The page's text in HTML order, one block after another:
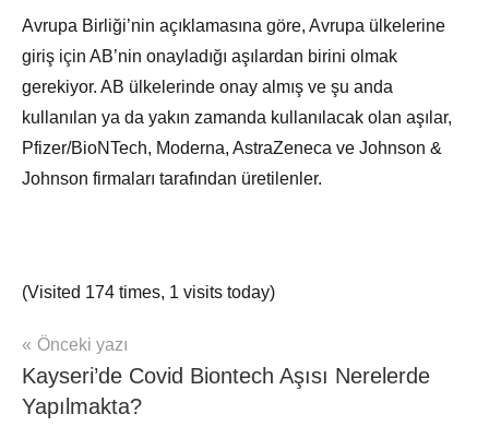
Avrupa Birliği’nin açıklamasına göre, Avrupa ülkelerine
giriş için AB’nin onayladığı aşılardan birini olmak
gerekiyor. AB ülkelerinde onay almış ve şu anda
kullanılan ya da yakın zamanda kullanılacak olan aşılar,
Pfizer/BioNTech, Moderna, AstraZeneca ve Johnson &
Johnson firmaları tarafından üretilenler.
(Visited 174 times, 1 visits today)
mhrs
Yazı
gezinmesi
Önceki yazı
Kayseri’de Covid Biontech Aşısı Nerelerde
Yapılmakta?